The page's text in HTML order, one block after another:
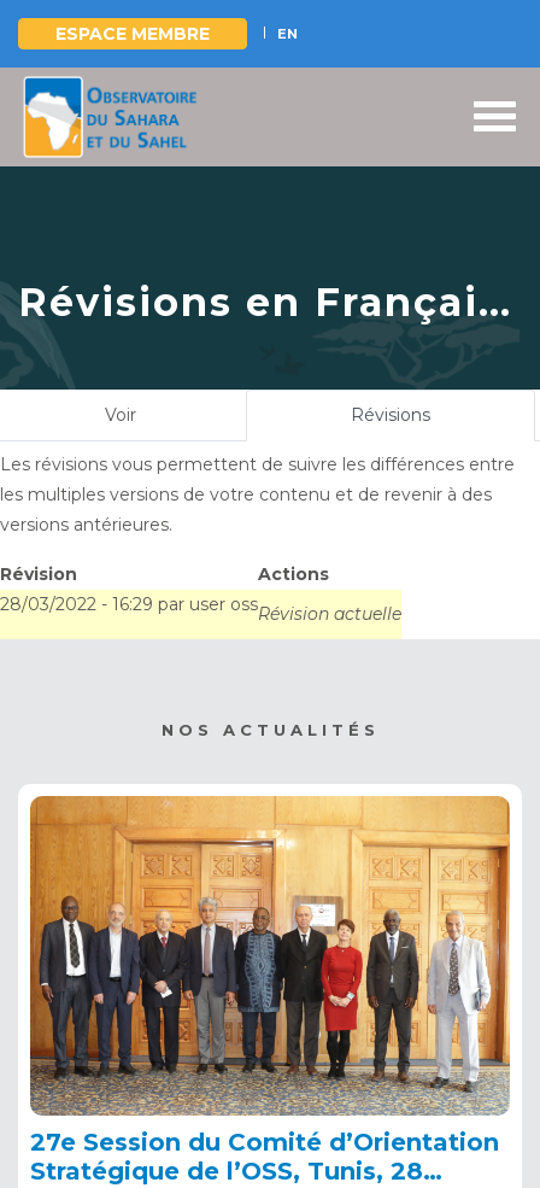
Aller
contenu
ESPACE MEMBRE EN
Révisions en Français
pour
du Sahara et du Sahel
tient la 28e Session
de son Conseil
d’Administration,
sous la Présidence de
l’Egypte, les 30 et 31
virtuel.
Voir Révisions(onglet
Les révisions vous permettent de suivre les différences entre
les multiples versions de votre contenu et de revenir à des
versions antérieures.
Révision
Actions
28/03/2022 - 16:29 par user ossRévision actuelle
NOS ACTUALITÉS
27e Session du Comité d’Orientation
Stratégique de l’OSS, Tunis, 28